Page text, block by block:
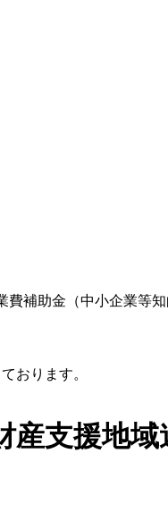
補助金（中小企業等知
おります。
産支援地